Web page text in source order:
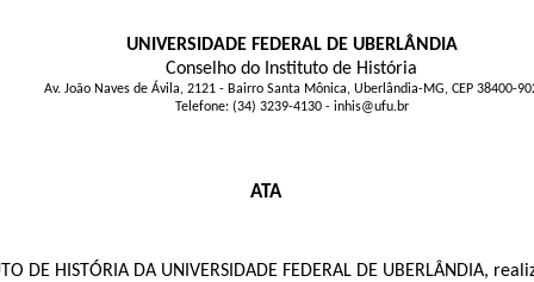
UNIVERSIDADE FEDERAL DE UBERLÂNDIA
Conselho do Instituto de História
Av. João Naves de Ávila, 2121 - Bairro Santa Mônica, Uberlândia-MG, CEP 38400-
Telefone: (34) 3239-4130 - inhis@ufu.br
ATA
DE HISTÓRIA DA UNIVERSIDADE FEDERAL DE